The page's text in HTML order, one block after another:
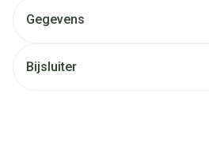
Gegevens
Bijsluiter